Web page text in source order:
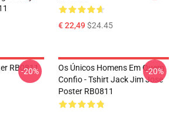
€ 22,49$24.45
RB0811
-20%
Os Únicos Homens Em Quem
Confio - Tshirt Jack Jim Jose
Poster RB0811
-20%